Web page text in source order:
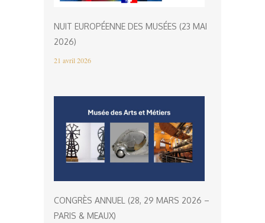
NUIT EUROPÉENNE DES MUSÉES (23 MAI
2026)
21 avril 2026
CONGRÈS ANNUEL (28, 29 MARS 2026 –
PARIS & MEAUX)